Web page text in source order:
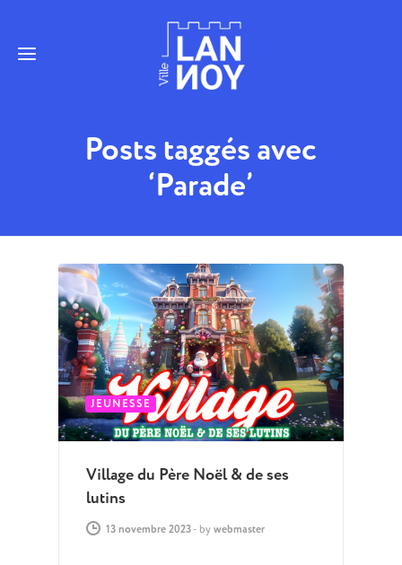
Posts taggés avec
‘Parade’
JEUNESSE
Village du Père Noël & de ses
lutins
13 novembre 2023- by webmaster